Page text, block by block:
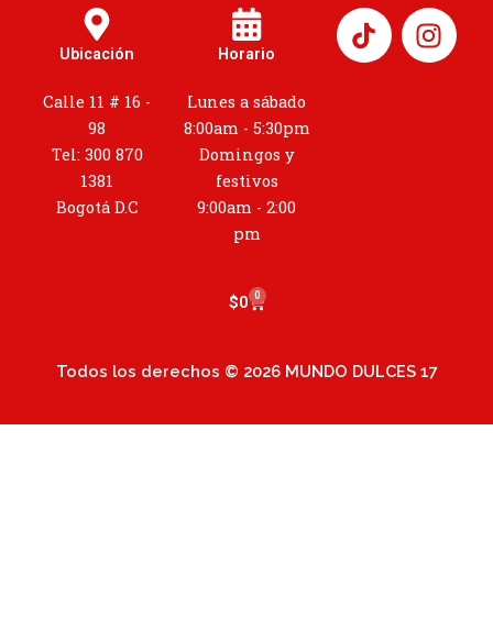
Ubicación
Calle 11 # 16 -
98
Tel: 300 870
1381
Bogotá D.C
Horario
Lunes a sábado
8:00am - 5:30pm
Domingos y
festivos
9:00am - 2:00
pm
I
n
s
$0 0
Cart
Todos los derechos © 2026 MUNDO DULCES 17